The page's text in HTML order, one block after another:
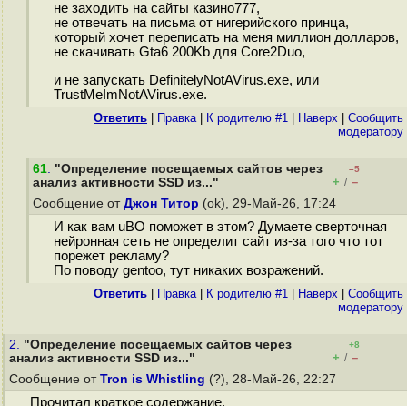
не заходить на сайты казино777,
не отвечать на письма от нигерийского принца,
который хочет переписать на меня миллион долларов,
не скачивать Gta6 200Kb для Core2Duo,
и не запускать DefinitelyNotAVirus.exe, или
TrustMeImNotAVirus.exe.
Ответить Правка| К родителю #1 Наверх
Cообщить
модератору
61. "Определение посещаемых сайтов через
анализ активности SSD из..."
–5
+ / –
Сообщение от Джон Титор (ok), 29-Май-26, 17:24
И как вам uBO поможет в этом? Думаете сверточная
нейронная сеть не определит сайт из-за того что тот
порежет рекламу?
По поводу gentoo, тут никаких возражений.
Ответить Правка| К родителю #1 Наверх
Cообщить
модератору
2. "Определение посещаемых сайтов через
анализ активности SSD из..."
+8
+ / –
Сообщение от Tron is Whistling (?), 28-Май-26, 22:27
Прочитал краткое содержание.